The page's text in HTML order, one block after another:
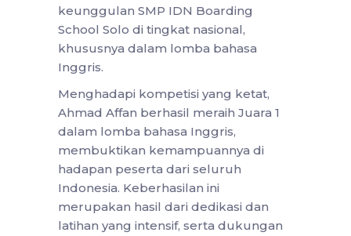
keunggulan SMP IDN Boarding
School Solo di tingkat nasional,
khususnya dalam lomba bahasa
Inggris.
Menghadapi kompetisi yang ketat,
Ahmad Affan berhasil meraih Juara 1
dalam lomba bahasa Inggris,
membuktikan kemampuannya di
hadapan peserta dari seluruh
Indonesia. Keberhasilan ini
merupakan hasil dari dedikasi dan
latihan yang intensif, serta dukungan